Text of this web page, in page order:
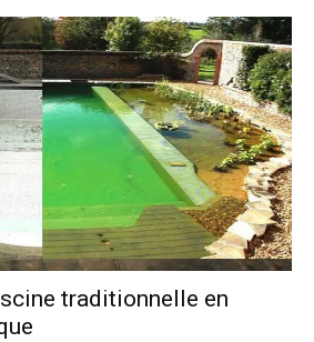
traditionnelle en